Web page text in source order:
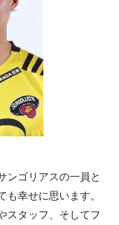
ンゴリアスの一員と
も幸せに思います。
スタッフ、そしてフ